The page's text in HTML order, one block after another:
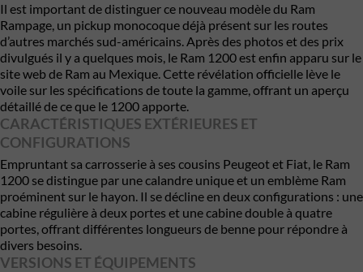
Il est important de distinguer ce nouveau modèle du Ram
Rampage, un pickup monocoque déjà présent sur les routes
d’autres marchés sud-américains. Après des photos et des prix
divulgués il y a quelques mois, le Ram 1200 est enfin apparu sur le
site web de Ram au Mexique. Cette révélation officielle lève le
voile sur les spécifications de toute la gamme, offrant un aperçu
détaillé de ce que le 1200 apporte.
CARACTÉRISTIQUES EXTÉRIEURES ET
CONFIGURATIONS
Empruntant sa carrosserie à ses cousins Peugeot et Fiat, le Ram
1200 se distingue par une calandre unique et un emblème Ram
proéminent sur le hayon. Il se décline en deux configurations : une
cabine régulière à deux portes et une cabine double à quatre
portes, offrant différentes longueurs de benne pour répondre à
divers besoins.
VERSIONS ET ÉQUIPEMENTS